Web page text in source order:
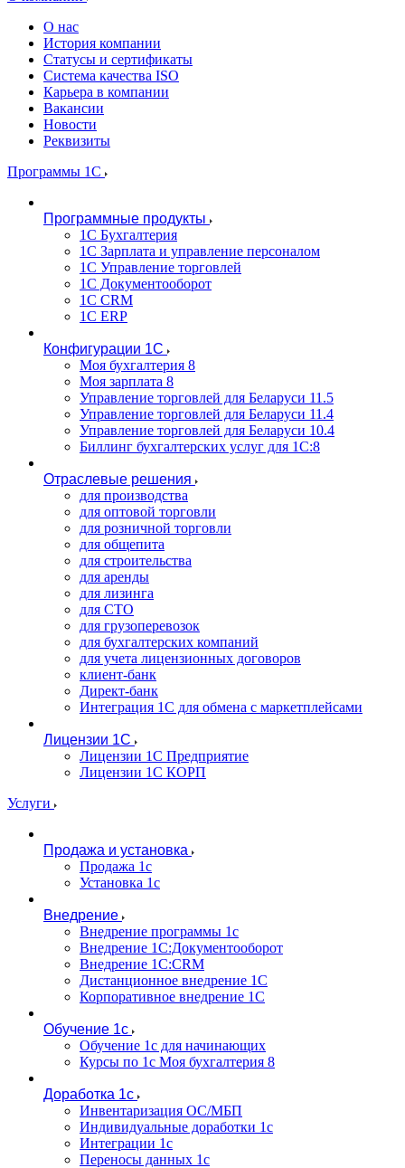
О нас
История компании
Статусы и сертификаты
Система качества ISO
Карьера в компании
Вакансии
Новости
Реквизиты
Программы 1С
Программные продукты
1С Бухгалтерия
1С Зарплата и управление персоналом
1С Управление торговлей
1С Документооборот
1С CRM
1С ERP
Конфигурации 1С
Моя бухгалтерия 8
Моя зарплата 8
Управление торговлей для Беларуси 11.5
Управление торговлей для Беларуси 11.4
Управление торговлей для Беларуси 10.4
Биллинг бухгалтерских услуг для 1С:8
Отраслевые решения
для производства
для оптовой торговли
для розничной торговли
для общепита
для строительства
для аренды
для лизинга
для СТО
для грузоперевозок
для бухгалтерских компаний
для учета лицензионных договоров
клиент-банк
Директ-банк
Интеграция 1C для обмена с маркетплейсами
Лицензии 1С
Лицензии 1С Предприятие
Лицензии 1С КОРП
Услуги
Продажа и установка
Продажа 1с
Установка 1с
Внедрение
Внедрение программы 1с
Внедрение 1С:Документооборот
Внедрение 1С:CRM
Дистанционное внедрение 1С
Корпоративное внедрение 1С
Обучение 1с
Обучение 1с для начинающих
Курсы по 1с Моя бухгалтерия 8
Доработка 1с
Инвентаризация ОС/МБП
Индивидуальные доработки 1с
Интеграции 1с
Переносы данных 1с